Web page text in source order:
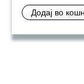
Додај во